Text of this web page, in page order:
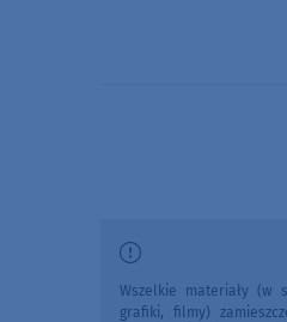
Wszelkie materiały (w
grafiki, filmy)